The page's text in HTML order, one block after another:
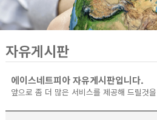
자유게시판
에이스네트피아 자유게시판입니다.
앞으로 좀 더 많은 서비스를 제공해 드릴것